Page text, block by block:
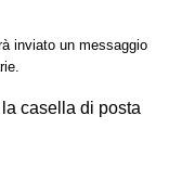
inviato un messaggio
casella di posta